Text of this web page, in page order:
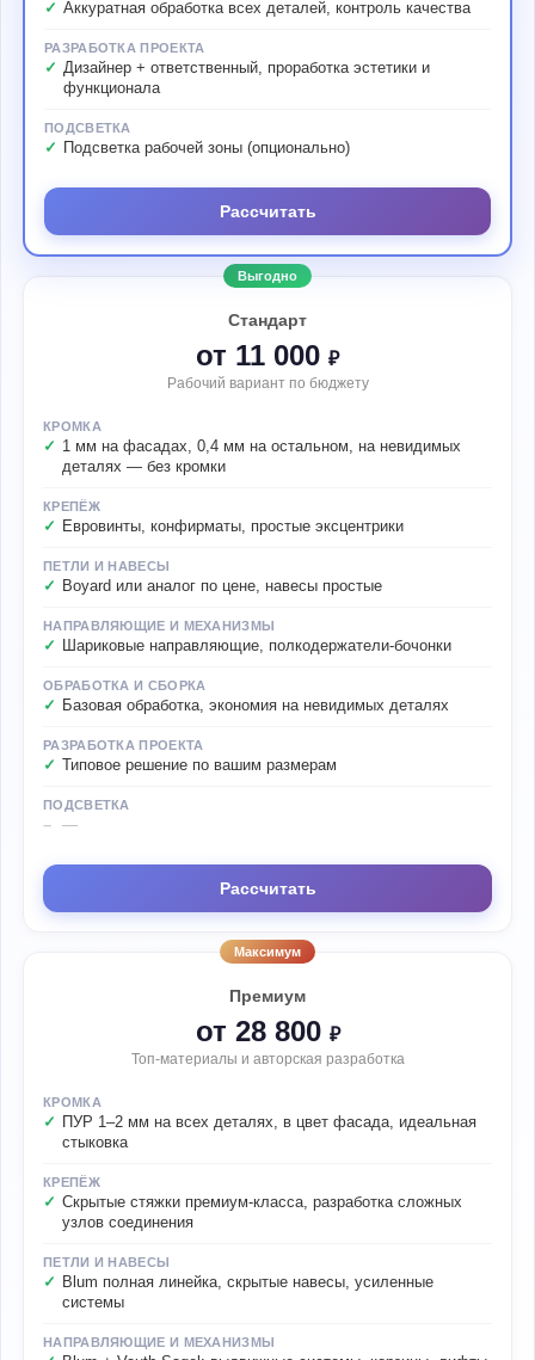
Выгодно
Стандарт
от 11 000 ₽
Рабочий вариант по бюджету
КРОМКА
1 мм на фасадах, 0,4 мм на остальном, на невидимых
деталях — без кромки
КРЕПЁЖ
Евровинты, конфирматы, простые эксцентрики
ПЕТЛИ И НАВЕСЫ
Boyard или аналог по цене, навесы простые
НАПРАВЛЯЮЩИЕ И МЕХАНИЗМЫ
Шариковые направляющие, полкодержатели-бочонки
ОБРАБОТКА И СБОРКА
Базовая обработка, экономия на невидимых деталях
РАЗРАБОТКА ПРОЕКТА
Типовое решение по вашим размерам
ПОДСВЕТКА
—
Рассчитать
Аккуратная обработка всех деталей, контроль качества
РАЗРАБОТКА ПРОЕКТА
Дизайнер + ответственный, проработка эстетики и
функционала
ПОДСВЕТКА
Подсветка рабочей зоны (опционально)
Рассчитать
Максимум
Премиум
от 28 800 ₽
Топ-материалы и авторская разработка
КРОМКА
ПУР 1–2 мм на всех деталях, в цвет фасада, идеальная
стыковка
КРЕПЁЖ
Скрытые стяжки премиум-класса, разработка сложных
узлов соединения
ПЕТЛИ И НАВЕСЫ
Blum полная линейка, скрытые навесы, усиленные
системы
НАПРАВЛЯЮЩИЕ И МЕХАНИЗМЫ